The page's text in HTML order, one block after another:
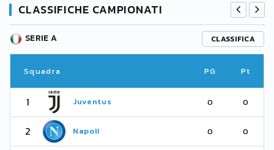
CLASSIFICHE CAMPIONATI
SERIE A CLASSIFICA
Squadra PG Pt
1 Juventus 0 0
2 Napoli 0 0